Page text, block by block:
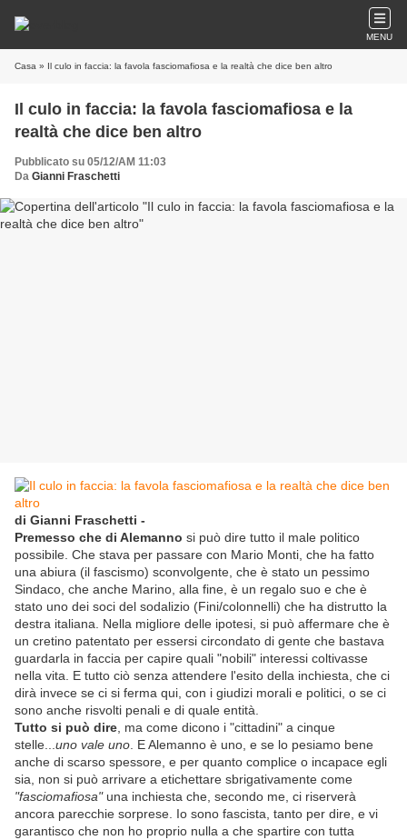
MENU
Casa » Il culo in faccia: la favola fasciomafiosa e la realtà che dice ben altro
Il culo in faccia: la favola fasciomafiosa e la
realtà che dice ben altro
Pubblicato su 05/12/AM 11:03
Da Gianni Fraschetti
di Gianni Fraschetti -
Premesso che di Alemanno si può dire tutto il male politico
possibile. Che stava per passare con Mario Monti, che ha fatto
una abiura (il fascismo) sconvolgente, che è stato un pessimo
Sindaco, che anche Marino, alla fine, è un regalo suo e che è
stato uno dei soci del sodalizio (Fini/colonnelli) che ha distrutto la
destra italiana. Nella migliore delle ipotesi, si può affermare che è
un cretino patentato per essersi circondato di gente che bastava
guardarla in faccia per capire quali "nobili" interessi coltivasse
nella vita. E tutto ciò senza attendere l'esito della inchiesta, che ci
dirà invece se ci si ferma qui, con i giudizi morali e politici, o se ci
sono anche risvolti penali e di quale entità.
Tutto si può dire , ma come dicono i "cittadini" a cinque
stelle... uno vale uno . E Alemanno è uno, e se lo pesiamo bene
anche di scarso spessore, e per quanto complice o incapace egli
sia, non si può arrivare a etichettare sbrigativamente come
"fasciomafiosa"una inchiesta che, secondo me, ci riserverà
ancora parecchie sorprese. Io sono fascista, tanto per dire, e vi
garantisco che non ho proprio nulla a che spartire con tutta